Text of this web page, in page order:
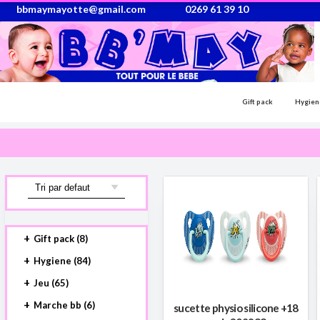
bbmaymayotte@gmail.com 0269 61 39 10
Gift pack
Gift pack (8)
Coffret cadeau (8)
Hygiene (84)
Accessoires de bain (9)
Autre (41)
Jeu (65)
Eveils (44)
Marche bb (6)
sucette physio silicone +18